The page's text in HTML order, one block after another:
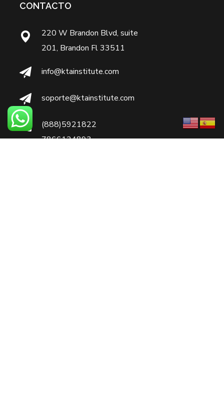
CONTACTO
220 W Brandon Blvd, suite
201, Brandon Fl 33511
info@ktainstitute.com
soporte@ktainstitute.com
(888)5921822
7866124893